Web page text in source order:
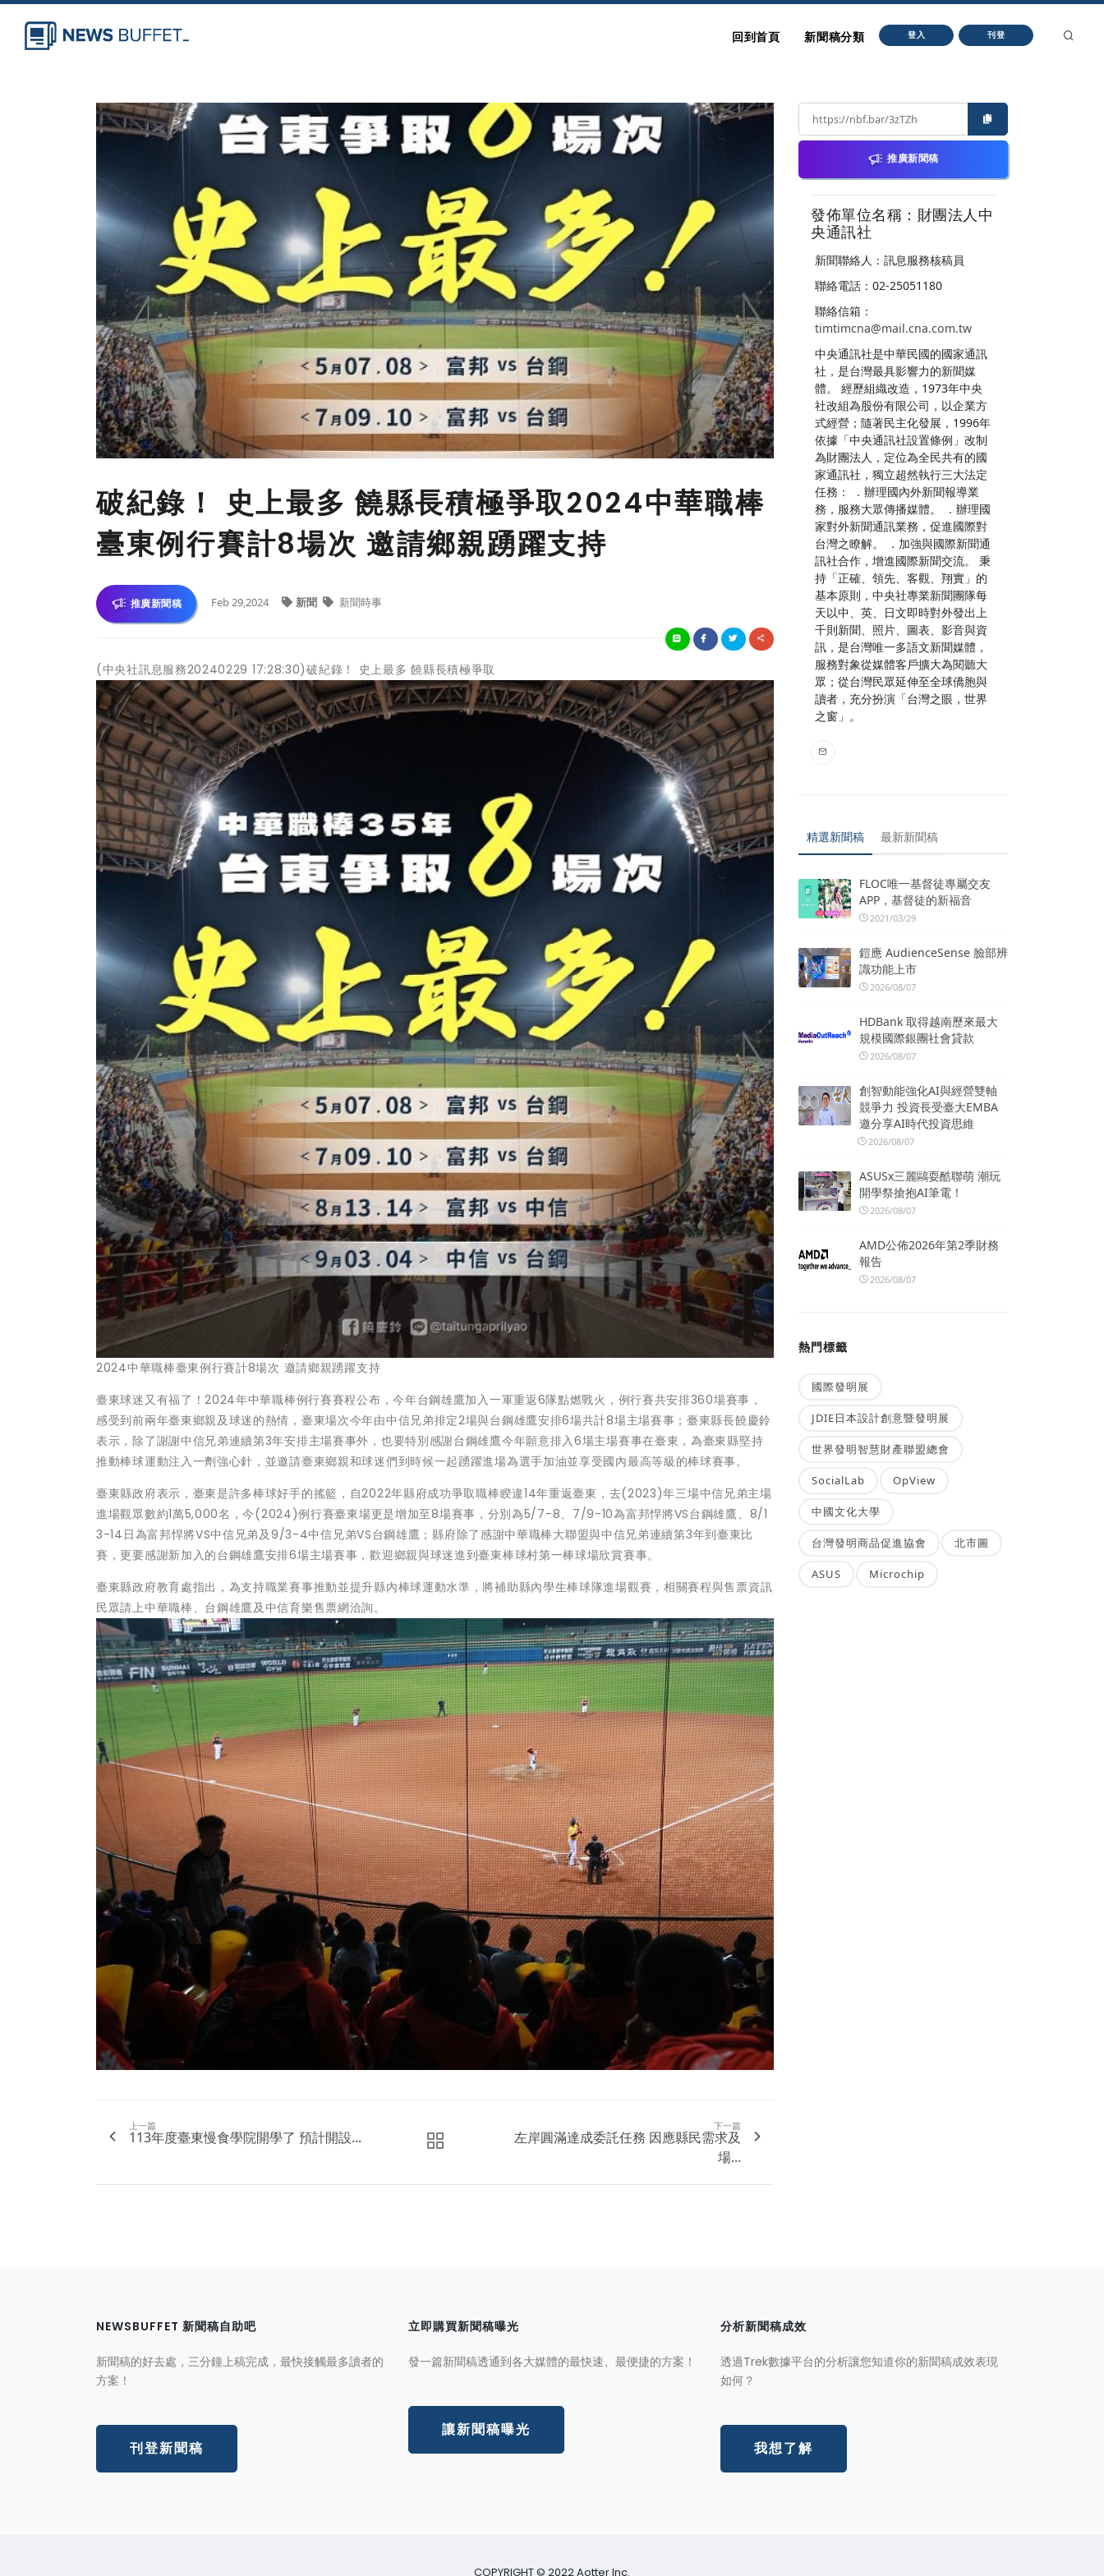
回到首頁 新聞稿分類 登入 刊登
破紀錄！ 史上最多 饒縣長積極爭取2024中華職棒
臺東例行賽計8場次 邀請鄉親踴躍支持
推廣新聞稿 Feb 29,2024 新聞 新聞時事
(中央社訊息服務20240229 17:28:30)破紀錄！ 史上最多 饒縣長積極爭取
2024中華職棒臺東例行賽計8場次 邀請鄉親踴躍支持
臺東球迷又有福了！2024年中華職棒例行賽賽程公布，今年台鋼雄鷹加入一軍重返6隊點燃戰火，例行賽共安排360場賽事，
感受到前兩年臺東鄉親及球迷的熱情，臺東場次今年由中信兄弟排定2場與台鋼雄鷹安排6場共計8場主場賽事；臺東縣長饒慶鈴
表示，除了謝謝中信兄弟連續第3年安排主場賽事外，也要特別感謝台鋼雄鷹今年願意排入6場主場賽事在臺東，為臺東縣堅持
推動棒球運動注入一劑強心針，並邀請臺東鄉親和球迷們到時候一起踴躍進場為選手加油並享受國內最高等級的棒球賽事。
臺東縣政府表示，臺東是許多棒球好手的搖籃，自2022年縣府成功爭取職棒睽違14年重返臺東，去(2023)年三場中信兄弟主場
進場觀眾數約1萬5,000名，今(2024)例行賽臺東場更是增加至8場賽事，分別為5/7-8、7/9-10為富邦悍將VS台鋼雄鷹、8/1
3-14日為富邦悍將VS中信兄弟及9/3-4中信兄弟VS台鋼雄鷹；縣府除了感謝中華職棒大聯盟與中信兄弟連續第3年到臺東比
賽，更要感謝新加入的台鋼雄鷹安排6場主場賽事，歡迎鄉親與球迷進到臺東棒球村第一棒球場欣賞賽事。
臺東縣政府教育處指出，為支持職業賽事推動並提升縣內棒球運動水準，將補助縣內學生棒球隊進場觀賽，相關賽程與售票資訊
民眾請上中華職棒、台鋼雄鷹及中信育樂售票網洽詢。
上一篇
113年度臺東慢食學院開學了 預計開設...
下一篇
左岸圓滿達成委託任務 因應縣民需求及
場...
推廣新聞稿
發佈單位名稱：財團法人中
央通訊社
新聞聯絡人：訊息服務核稿員
聯絡電話：02-25051180
聯絡信箱：
timtimcna@mail.cna.com.tw
中央通訊社是中華民國的國家通訊
社，是台灣最具影響力的新聞媒
體。 經歷組織改造，1973年中央
社改組為股份有限公司，以企業方
式經營；隨著民主化發展，1996年
依據「中央通訊社設置條例」改制
為財團法人，定位為全民共有的國
家通訊社，獨立超然執行三大法定
任務： ．辦理國內外新聞報導業
務，服務大眾傳播媒體。 ．辦理國
家對外新聞通訊業務，促進國際對
台灣之瞭解。 ．加強與國際新聞通
訊社合作，增進國際新聞交流。 秉
持「正確、領先、客觀、翔實」的
基本原則，中央社專業新聞團隊每
天以中、英、日文即時對外發出上
千則新聞、照片、圖表、影音與資
訊，是台灣唯一多語文新聞媒體，
服務對象從媒體客戶擴大為閱聽大
眾；從台灣民眾延伸至全球僑胞與
讀者，充分扮演「台灣之眼，世界
之窗」。
精選新聞稿 最新新聞稿
FLOC唯一基督徒專屬交友
APP，基督徒的新福音
2021/03/29
鎧應 AudienceSense 臉部辨
識功能上市
2026/08/07
HDBank 取得越南歷來最大
規模國際銀團社會貸款
2026/08/07
創智動能強化AI與經營雙軸
競爭力 投資長受臺大EMBA
邀分享AI時代投資思維
2026/08/07
ASUSx三麗鷗耍酷聯萌 潮玩
開學祭搶抱AI筆電！
2026/08/07
AMD公佈2026年第2季財務
報告
2026/08/07
熱門標籤
國際發明展
JDIE日本設計創意暨發明展
世界發明智慧財產聯盟總會
SocialLab OpView
中國文化大學
台灣發明商品促進協會 北市圖
ASUS Microchip
NEWSBUFFET 新聞稿自助吧
新聞稿的好去處，三分鐘上稿完成，最快接觸最多讀者的
方案！
刊登新聞稿
立即購買新聞稿曝光
發一篇新聞稿透通到各大媒體的最快速、最便捷的方案！
讓新聞稿曝光
分析新聞稿成效
透過Trek數據平台的分析讓您知道你的新聞稿成效表現
如何？
我想了解
COPYRIGHT © 2022 Aotter Inc.